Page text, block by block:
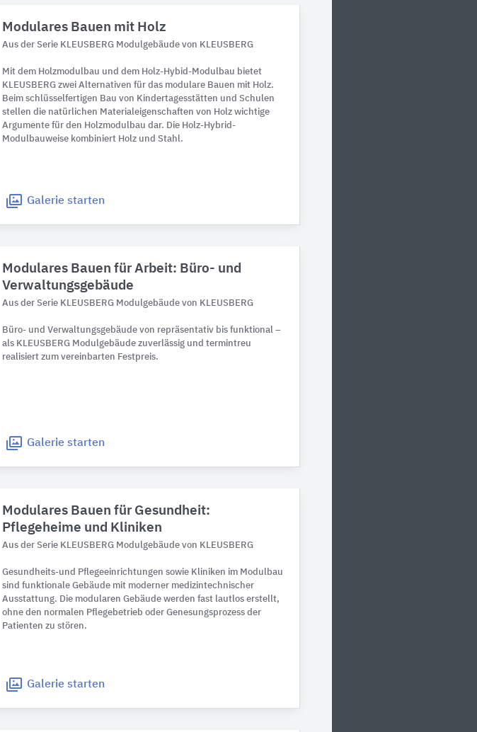
Modulares Bauen mit Holz
Aus der Serie KLEUSBERG Modulgebäude von KLEUSBERG
Mit dem Holzmodulbau und dem Holz-Hybid-Modulbau bietet
KLEUSBERG zwei Alternativen für das modulare Bauen mit Holz.
Beim schlüsselfertigen Bau von Kindertagesstätten und Schulen
stellen die natürlichen Materialeigenschaften von Holz wichtige
Argumente für den Holzmodulbau dar. Die Holz-Hybrid-
Modulbauweise kombiniert Holz und Stahl.
Galerie starten
Modulares Bauen für Arbeit: Büro- und
Verwaltungsgebäude
Aus der Serie KLEUSBERG Modulgebäude von KLEUSBERG
Büro- und Verwaltungsgebäude von repräsentativ bis funktional –
als KLEUSBERG Modulgebäude zuverlässig und termintreu
realisiert zum vereinbarten Festpreis.
Galerie starten
Modulares Bauen für Gesundheit:
Pflegeheime und Kliniken
Aus der Serie KLEUSBERG Modulgebäude von KLEUSBERG
Gesundheits-und Pflegeeinrichtungen sowie Kliniken im Modulbau
sind funktionale Gebäude mit moderner medizintechnischer
Ausstattung. Die modularen Gebäude werden fast lautlos erstellt,
ohne den normalen Pflegebetrieb oder Genesungsprozess der
Patienten zu stören.
Galerie starten